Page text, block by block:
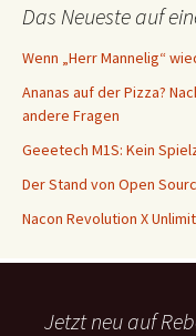
Das Neueste auf
Wenn „Herr Mannelig“
Ananas auf der Pizza?
andere Fragen
Geeetech M1S: Kein
Der Stand von Open
Nacon Revolution X
Jetzt neu auf